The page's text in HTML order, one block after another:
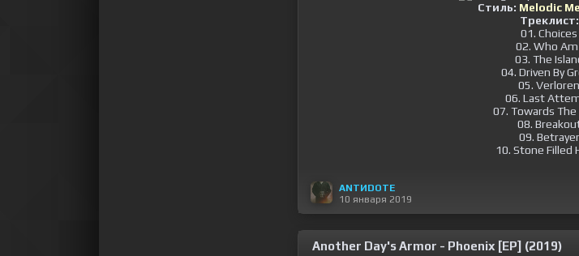
Стиль: Melodic
Треклист:
01. Choices
02. Who Am
03. The
04. Driven By
05. Verloren
06. Last
07. Towards
08.
09. Betrayer
10. Stone Filled
ANTИDOTE
10 января 2019
Another Day's Armor - Phoenix [EP] (2019)